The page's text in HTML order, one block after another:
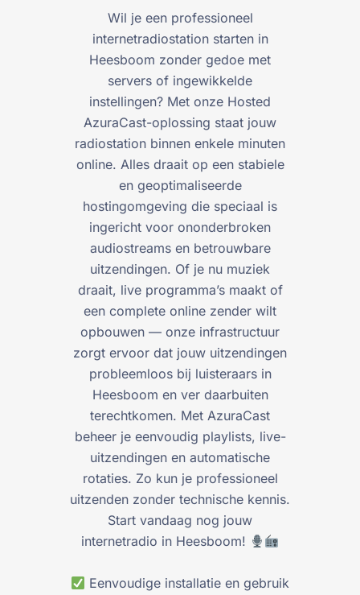
Wil je een professioneel
internetradiostation starten in
Heesboom zonder gedoe met
servers of ingewikkelde
instellingen? Met onze Hosted
AzuraCast-oplossing staat jouw
radiostation binnen enkele minuten
online. Alles draait op een stabiele
en geoptimaliseerde
hostingomgeving die speciaal is
ingericht voor ononderbroken
audiostreams en betrouwbare
uitzendingen. Of je nu muziek
draait, live programma’s maakt of
een complete online zender wilt
opbouwen — onze infrastructuur
zorgt ervoor dat jouw uitzendingen
probleemloos bij luisteraars in
Heesboom en ver daarbuiten
terechtkomen. Met AzuraCast
beheer je eenvoudig playlists, live-
uitzendingen en automatische
rotaties. Zo kun je professioneel
uitzenden zonder technische kennis.
Start vandaag nog jouw
internetradio in Heesboom!
Eenvoudige installatie en gebruik